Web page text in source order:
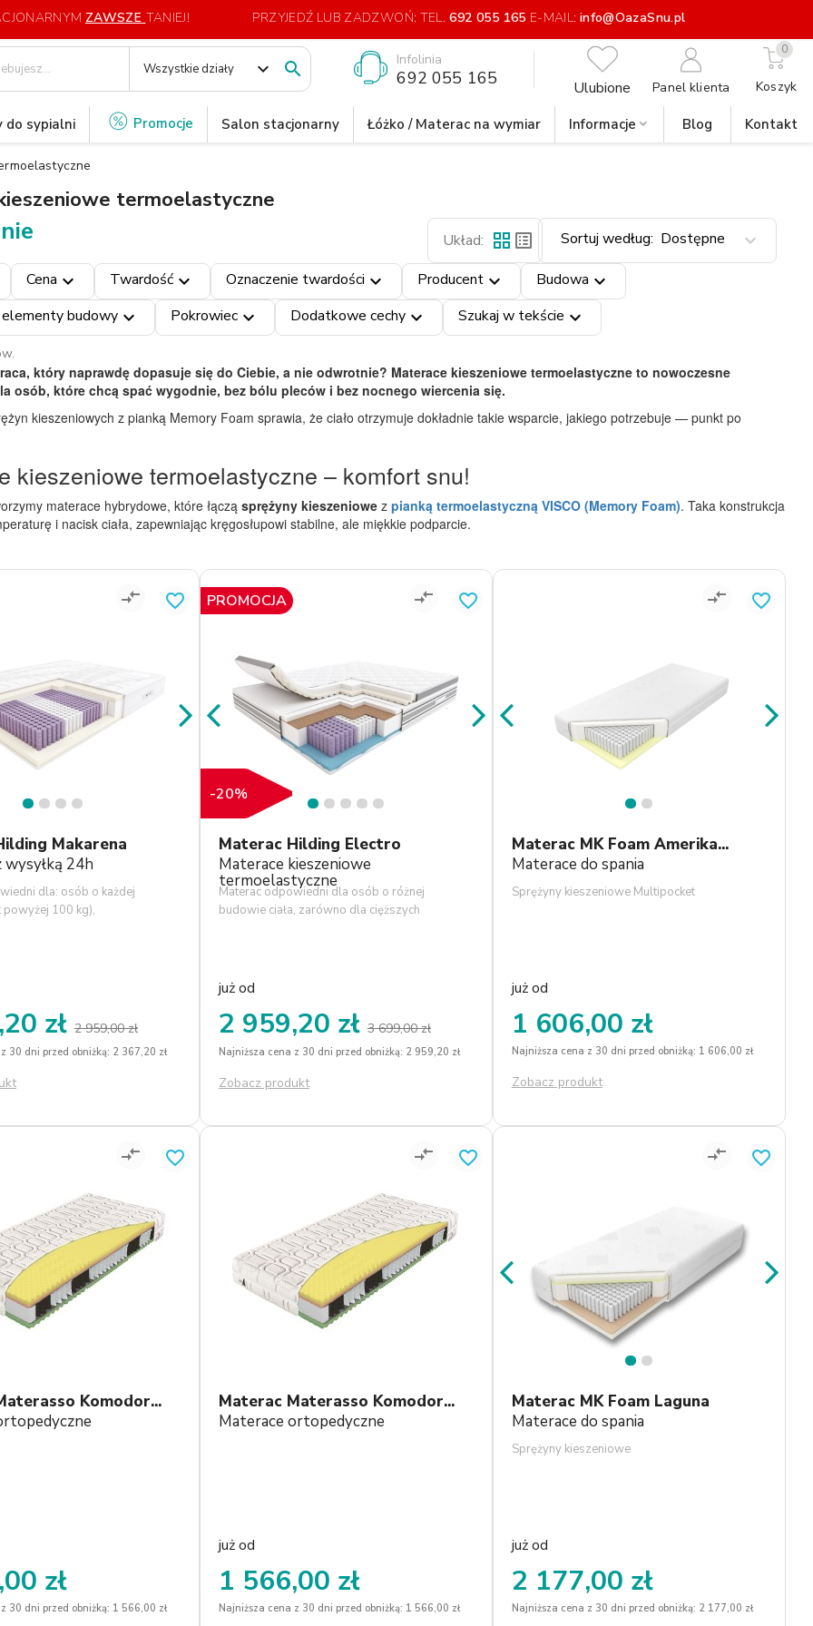
ZAWSZE TANIEJ! PRZYJEDŹ LUB ZADZWOŃ: TEL. 692 055 165 E-MAIL: info@OazaSnu.pl
Wszystkie działy expand_more  Infolinia
692 055 165 Panel klienta
0
Koszyk
Ulubione
do sypialni Promocje Salon stacjonarny Łóżko / Materac na wymiar Informacje Blog Kontakt
termoelastyczne
Układ: grid_view list_alt Sortuj według: Dostępne expand_more
Cena expand_more Twardośćexpand_more Oznaczenie twardości expand_more Producentexpand_more Budowa expand_more
budowyexpand_more Pokrowiecexpand_more Dodatkowe cechyexpand_more Szukaj w tekście expand_more
który naprawdę dopasuje się do Ciebie, a nie odwrotnie? Materace kieszeniowe termoelastyczne to nowoczesne
osób, które chcą spać wygodnie, bez bólu pleców i bez nocnego wiercenia się.
kieszeniowych z pianką Memory Foam sprawia, że ciało otrzymuje dokładnie takie wsparcie, jakiego potrzebuje — punkt po
kieszeniowe termoelastyczne – komfort snu!
materace hybrydowe, które łączą sprężyny kieszeniowez pianką termoelastyczną VISCO (Memory Foam). Taka konstrukcja
i nacisk ciała, zapewniając kręgosłupowi stabilne, ale miękkie podparcie.
compare_arrows
Makarena
wysyłką 24h
dla: osób o każdej
100 kg),
na odkształcenia.
różne odczucia twardości
wyboru komfortu snu.
właściwości
zł2 959,00 zł
30 dni przed obniżką: 2 367,20 zł
favorite_border compare_arrows
Materac Hilding Electro
Materace kieszeniowe
termoelastyczne
Materac odpowiedni dla osób o różnej
budowie ciała, zarówno dla cięższych
odpowiednią konfigurację do swoich
indywidualnych potrzeb. Pokrowiec Tencel,
naturalne włókna wiskozowe, odpowiedni
dla alergików oraz dzieci temp. prania do 60
st. C.
już od
2 959,20 zł3 699,00 zł
Najniższa cena z 30 dni przed obniżką: 2 959,20 zł
Zobacz produkt
PROMOCJA
-20%
favorite_border compare_arrows
Materac MK Foam Amerika...
Materace do spania
Sprężyny kieszeniowe Multipocket
już od
1 606,00 zł
Najniższa cena z 30 dni przed obniżką: 1 606,00 zł
Zobacz produkt
favorite_border
compare_arrows
Komodor...
zł
30 dni przed obniżką: 1 566,00 zł
favorite_border compare_arrows
Materac Materasso Komodor...
Materace ortopedyczne
już od
1 566,00 zł
Najniższa cena z 30 dni przed obniżką: 1 566,00 zł
favorite_border compare_arrows
Materac MK Foam Laguna
Materace do spania
Sprężyny kieszeniowe
już od
2 177,00 zł
Najniższa cena z 30 dni przed obniżką: 2 177,00 zł
favorite_border